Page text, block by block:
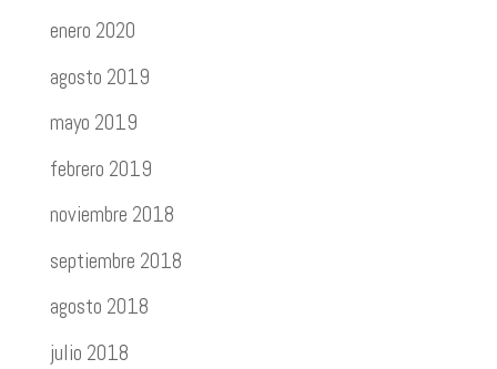
enero 2020
agosto 2019
mayo 2019
febrero 2019
noviembre 2018
septiembre 2018
agosto 2018
julio 2018